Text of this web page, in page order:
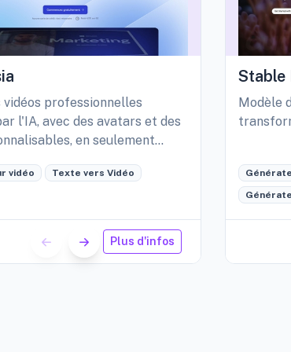
vidéos professionnelles
l'IA, avec des avatars et des
en seulement
vidéo Texte vers Vidéo
Plus d'infos
Stable
Modèle